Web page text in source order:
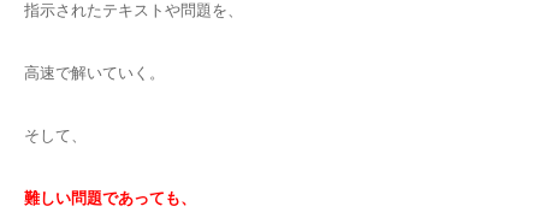
指示されたテキストや問題を、
高速で解いていく。
そして、
難しい問題であっても、